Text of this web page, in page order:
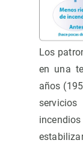
Los
en una
años